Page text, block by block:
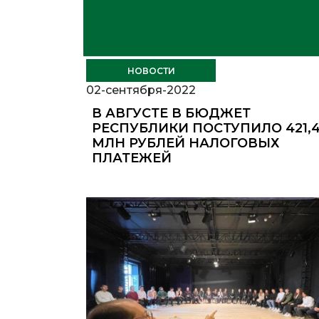
НОВОСТИ
02-сентября-2022
В АВГУСТЕ В БЮДЖЕТ
РЕСПУБЛИКИ ПОСТУПИЛО
МЛН РУБЛЕЙ НАЛОГОВЫХ
ПЛАТЕЖЕЙ